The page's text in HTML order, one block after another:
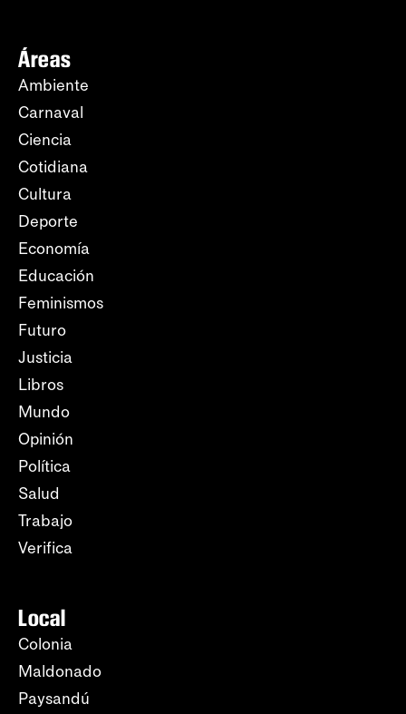
Áreas
Ambiente
Carnaval
Ciencia
Cotidiana
Cultura
Deporte
Economía
Educación
Feminismos
Futuro
Justicia
Libros
Mundo
Opinión
Política
Salud
Trabajo
Verifica
Local
Colonia
Maldonado
Paysandú